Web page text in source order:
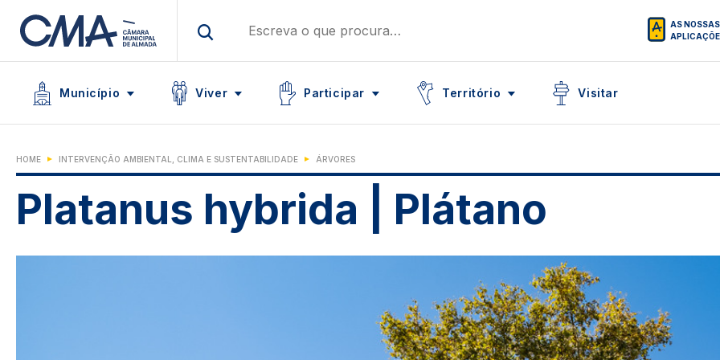
main
AS NOSSAS
Main navigation
Município
Icon Viver
Icon Participar
Icon Território
Icon Visitar
Icon
HOME INTERVENÇÃO AMBIENTAL, CLIMA E SUSTENTABILIDADE ÁRVORES
Platanus hybrida | Plátano